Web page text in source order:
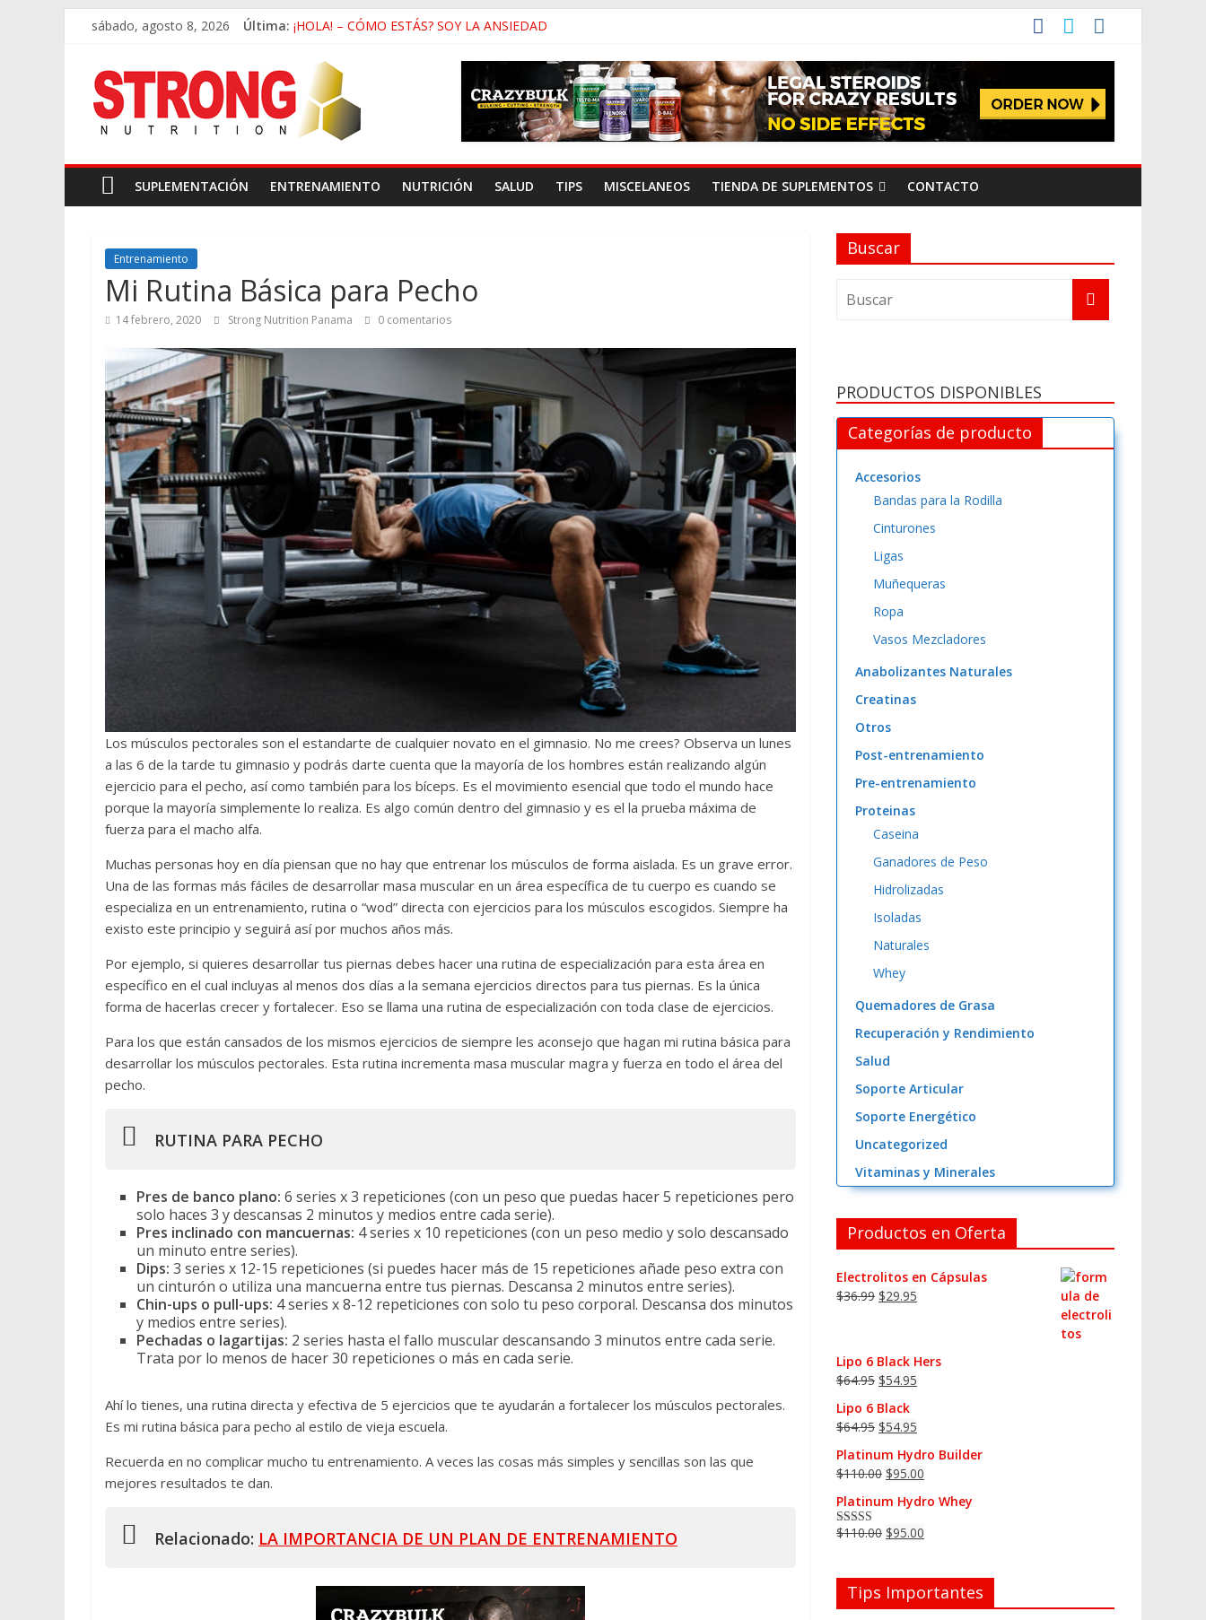
sábado, agosto 8, 2026 Última: ¡HOLA! – CÓMO ESTÁS? SOY LA ANSIEDAD
Beneficios de Caminar En Vez de Correr
La Falsa Ideología de Género y Su Antropología
Rutina de Alta Intensidad Para Músculo en las Pantorrillas
SUPLEMENTACIÓN ENTRENAMIENTO NUTRICIÓN SALUD TIPS MISCELANEOS TIENDA DE SUPLEMENTOS CONTACTO
Entrenamiento
Mi Rutina Básica para Pecho
14 febrero, 2020 Strong Nutrition Panama 0 comentarios
Los músculos pectorales son el estandarte de cualquier novato en el gimnasio. No me crees? Observa un lunes
a las 6 de la tarde tu gimnasio y podrás darte cuenta que la mayoría de los hombres están realizando algún
ejercicio para el pecho, así como también para los bíceps. Es el movimiento esencial que todo el mundo hace
porque la mayoría simplemente lo realiza. Es algo común dentro del gimnasio y es el la prueba máxima de
fuerza para el macho alfa.
Muchas personas hoy en día piensan que no hay que entrenar los músculos de forma aislada. Es un grave error.
Una de las formas más fáciles de desarrollar masa muscular en un área específica de tu cuerpo es cuando se
especializa en un entrenamiento, rutina o “wod” directa con ejercicios para los músculos escogidos. Siempre ha
existo este principio y seguirá así por muchos años más.
Por ejemplo, si quieres desarrollar tus piernas debes hacer una rutina de especialización para esta área en
específico en el cual incluyas al menos dos días a la semana ejercicios directos para tus piernas. Es la única
forma de hacerlas crecer y fortalecer. Eso se llama una rutina de especialización con toda clase de ejercicios.
Para los que están cansados de los mismos ejercicios de siempre les aconsejo que hagan mi rutina básica para
desarrollar los músculos pectorales. Esta rutina incrementa masa muscular magra y fuerza en todo el área del
pecho.
RUTINA PARA PECHO
Pres de banco plano: 6 series x 3 repeticiones (con un peso que puedas hacer 5 repeticiones pero
solo haces 3 y descansas 2 minutos y medios entre cada serie).
Pres inclinado con mancuernas: 4 series x 10 repeticiones (con un peso medio y solo descansado
un minuto entre series).
Dips: 3 series x 12-15 repeticiones (si puedes hacer más de 15 repeticiones añade peso extra con
un cinturón o utiliza una mancuerna entre tus piernas. Descansa 2 minutos entre series).
Chin-ups o pull-ups: 4 series x 8-12 repeticiones con solo tu peso corporal. Descansa dos minutos
y medios entre series).
Pechadas o lagartijas: 2 series hasta el fallo muscular descansando 3 minutos entre cada serie.
Trata por lo menos de hacer 30 repeticiones o más en cada serie.
Ahí lo tienes, una rutina directa y efectiva de 5 ejercicios que te ayudarán a fortalecer los músculos pectorales.
Es mi rutina básica para pecho al estilo de vieja escuela.
Recuerda en no complicar mucho tu entrenamiento. A veces las cosas más simples y sencillas son las que
mejores resultados te dan.
Relacionado: LA IMPORTANCIA DE UN PLAN DE ENTRENAMIENTO
Buscar
PRODUCTOS DISPONIBLES
Categorías de producto
Accesorios
Bandas para la Rodilla
Cinturones
Ligas
Muñequeras
Ropa
Vasos Mezcladores
Anabolizantes Naturales
Creatinas
Otros
Post-entrenamiento
Pre-entrenamiento
Proteinas
Caseina
Ganadores de Peso
Hidrolizadas
Isoladas
Naturales
Whey
Quemadores de Grasa
Recuperación y Rendimiento
Salud
Soporte Articular
Soporte Energético
Uncategorized
Vitaminas y Minerales
Productos en Oferta
Electrolitos en Cápsulas
$36.99 $29.95
Lipo 6 Black Hers
$64.95 $54.95
Lipo 6 Black
$64.95 $54.95
Platinum Hydro Builder
$110.00 $95.00
Platinum Hydro Whey
Valorado en
$110.00 $95.00
Tips Importantes